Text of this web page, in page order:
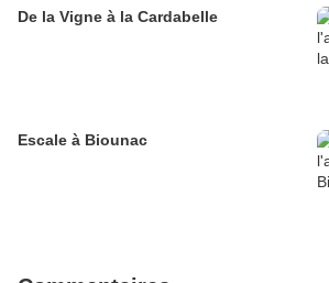
De la Vigne à la Cardabelle
Escale à Biounac